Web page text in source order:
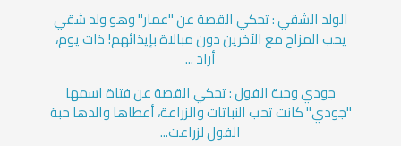
الولد الشقي : تحكي القصة عن "عمار" وهو ولد شقي
يحب المزاح مع الآخرين دون مبالاة بإيذائهم! ذات يوم،
أراد ...
جودي وحبة الفول : تحكي القصة عن فتاة اسمها
"جودي" كانت تحب النباتات والزراعة، أعطاها والدها حبة
الفول لزراعت...